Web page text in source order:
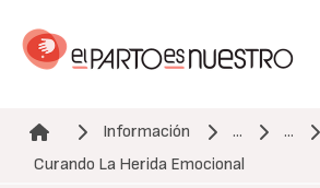
contenido
Ruta de navegación
Información ... ...
Curando La Herida Emocional